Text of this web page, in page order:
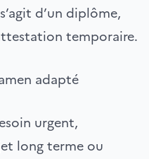
d’un diplôme,
temporaire.
adapté
urgent,
long terme ou